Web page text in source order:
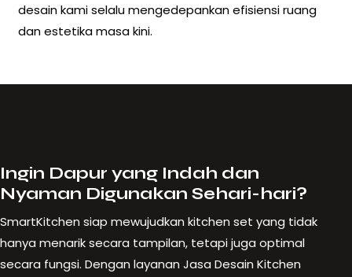
desain kami selalu mengedepankan efisiensi ruang
dan estetika masa kini.
Ingin Dapur yang Indah dan
Nyaman Digunakan Sehari-hari?
SmartKitchen siap mewujudkan kitchen set yang tidak
hanya menarik secara tampilan, tetapi juga optimal
secara fungsi. Dengan layanan Jasa Desain Kitchen